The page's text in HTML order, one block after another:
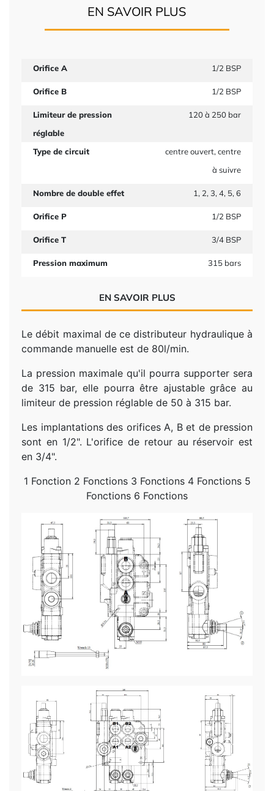
EN SAVOIR PLUS
Orifice A 1/2 BSP
Orifice B 1/2 BSP
Limiteur de pression
réglable
120 à 250 bar
Type de circuit
centre ouvert, centre
à suivre
Nombre de double effet 1, 2, 3, 4, 5, 6
Orifice P 1/2 BSP
Orifice T 3/4 BSP
Pression maximum 315 bars
EN SAVOIR PLUS
Le débit maximal de ce distributeur hydraulique à
commande manuelle est de 80l/min.
La pression maximale qu'il pourra supporter sera
de 315 bar, elle pourra être ajustable grâce au
limiteur de pression réglable de 50 à 315 bar.
Les implantations des orifices A, B et de pression
sont en 1/2". L'orifice de retour au réservoir est
en 3/4".
1 Fonction 2 Fonctions 3 Fonctions 4 Fonctions 5
Fonctions 6 Fonctions